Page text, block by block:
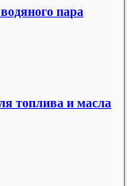
пара
топлива и масла